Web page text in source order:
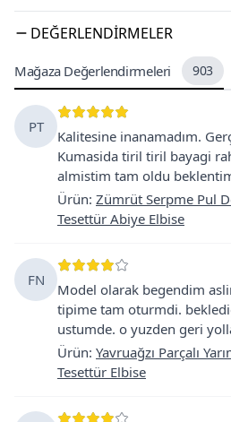
DEĞERLENDIRMELER
Mağaza Değerlendirmeleri 903
PT
Kalitesine inanamadım.
Kumasida tiril tiril bayagi
almistim tam oldu
Ürün: Zümrüt Serpme Pul
Tesettür Abiye Elbise
FN
Model olarak begendim
tipime tam oturmdi.
ustumde. o yuzden geri
Ürün: Yavruağzı Parçalı
Tesettür Elbise